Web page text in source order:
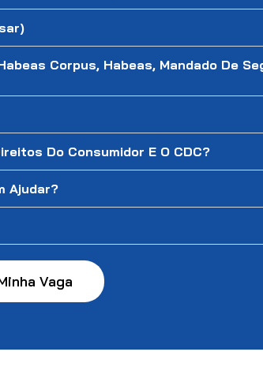
Corpus, Habeas, Mandado De
Do Consumidor E O CDC?
Ajudar?
Vaga